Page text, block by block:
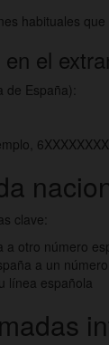
habituales
el
de España):
clave:
a otro número
a un
línea española